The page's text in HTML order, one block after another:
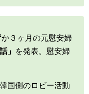
３ヶ月の元慰安婦
」 を発表。慰安婦
国側のロビー活動